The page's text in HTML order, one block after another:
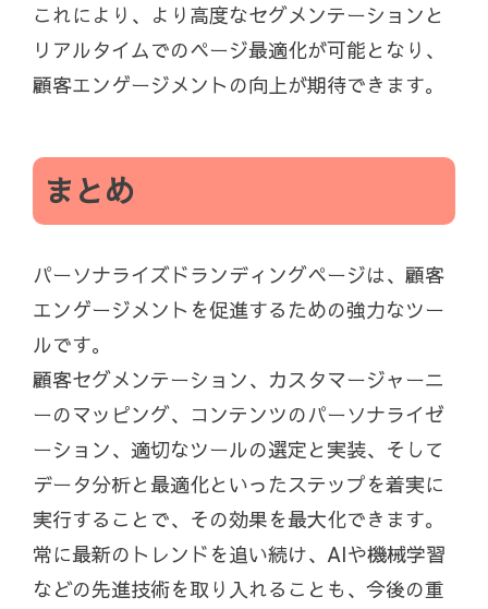
これにより、より高度なセグメンテーションと
リアルタイムでのページ最適化が可能となり、
顧客エンゲージメントの向上が期待できます。
まとめ
パーソナライズドランディングページは、顧客
エンゲージメントを促進するための強力なツー
ルです。
顧客セグメンテーション、カスタマージャーニ
ーのマッピング、コンテンツのパーソナライゼ
ーション、適切なツールの選定と実装、そして
データ分析と最適化といったステップを着実に
実行することで、その効果を最大化できます。
常に最新のトレンドを追い続け、AIや機械学習
などの先進技術を取り入れることも、今後の重